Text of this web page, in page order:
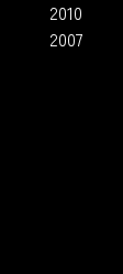
2010
2007